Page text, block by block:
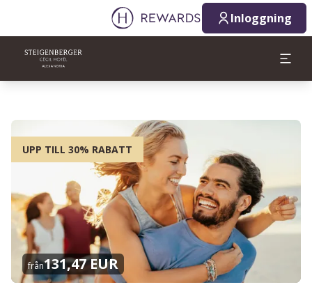
Inloggning
UPP TILL 30% RABATT
från131,47 EUR